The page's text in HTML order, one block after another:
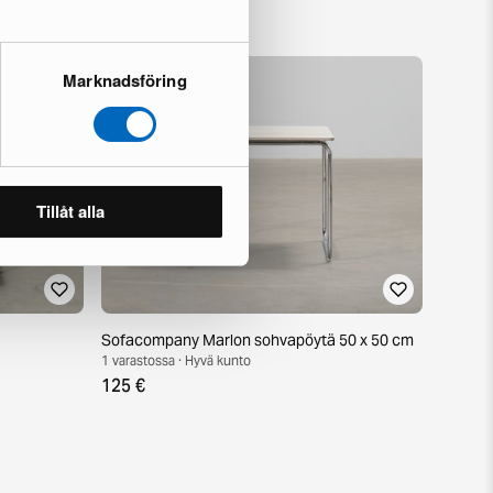
Marknadsföring
Tillåt alla
Sofacompany Marlon sohvapöytä 50 x 50 cm
1 varastossa · Hyvä kunto
125 €